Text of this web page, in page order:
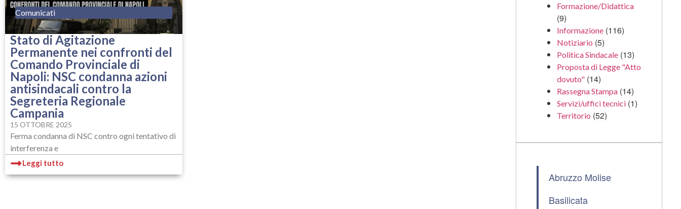
Comunicati
Stato di Agitazione
Permanente nei confronti del
Comando Provinciale di
Napoli: NSC condanna azioni
antisindacali contro la
Segreteria Regionale
Campania
15 OTTOBRE 2025
Ferma condanna di NSC contro ogni tentativo di
interferenza e
Leggi tutto
Formazione/Didattica
(9)
Informazione (116)
Notiziario (5)
Politica Sindacale (13)
Proposta di Legge "Atto
dovuto" (14)
Rassegna Stampa (14)
Servizi/uffici tecnici (1)
Territorio (52)
Abruzzo Molise
Basilicata